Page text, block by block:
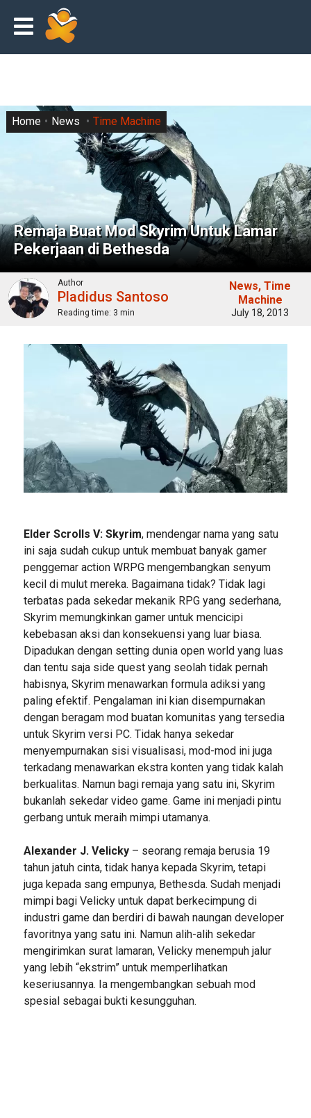
Remaja Buat Mod Skyrim Untuk Lamar
Pekerjaan di Bethesda
Home News Time Machine
Author
Pladidus Santoso
Reading time: 3 min
News Time
Machine
July 18, 2013
Elder Scrolls V: Skyrim, mendengar nama yang satu
ini saja sudah cukup untuk membuat banyak gamer
penggemar action WRPG mengembangkan senyum
kecil di mulut mereka. Bagaimana tidak? Tidak lagi
terbatas pada sekedar mekanik RPG yang sederhana,
Skyrim memungkinkan gamer untuk mencicipi
kebebasan aksi dan konsekuensi yang luar biasa.
Dipadukan dengan setting dunia open world yang luas
dan tentu saja side quest yang seolah tidak pernah
habisnya, Skyrim menawarkan formula adiksi yang
paling efektif. Pengalaman ini kian disempurnakan
dengan beragam mod buatan komunitas yang tersedia
untuk Skyrim versi PC. Tidak hanya sekedar
menyempurnakan sisi visualisasi, mod-mod ini juga
terkadang menawarkan ekstra konten yang tidak kalah
berkualitas. Namun bagi remaja yang satu ini, Skyrim
bukanlah sekedar video game. Game ini menjadi pintu
gerbang untuk meraih mimpi utamanya.
Alexander J. Velicky– seorang remaja berusia 19
tahun jatuh cinta, tidak hanya kepada Skyrim, tetapi
juga kepada sang empunya, Bethesda. Sudah menjadi
mimpi bagi Velicky untuk dapat berkecimpung di
industri game dan berdiri di bawah naungan developer
favoritnya yang satu ini. Namun alih-alih sekedar
mengirimkan surat lamaran, Velicky menempuh jalur
yang lebih “ekstrim” untuk memperlihatkan
keseriusannya. Ia mengembangkan sebuah mod
spesial sebagai bukti kesungguhan.